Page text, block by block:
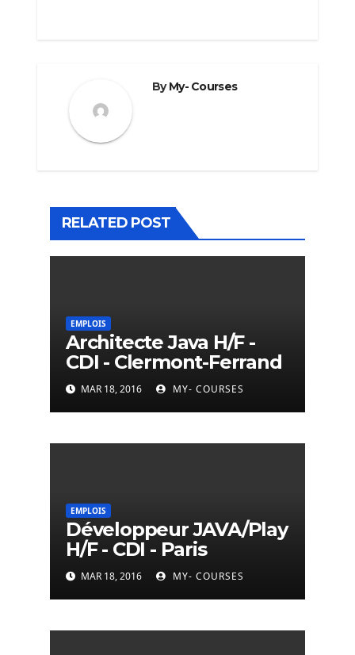
ByMy- Courses
RELATED POST
EMPLOIS
Architecte Java H/F -
CDI - Clermont-Ferrand
MAR 18, 2016 MY- COURSES
EMPLOIS
Développeur JAVA/Play
H/F - CDI - Paris
MAR 18, 2016 MY- COURSES